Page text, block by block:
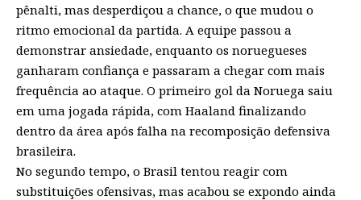
pênalti, mas desperdiçou a chance, o que mudou o
ritmo emocional da partida. A equipe passou a
demonstrar ansiedade, enquanto os noruegueses
ganharam confiança e passaram a chegar com mais
frequência ao ataque. O primeiro gol da Noruega saiu
em uma jogada rápida, com Haaland finalizando
dentro da área após falha na recomposição defensiva
brasileira.
No segundo tempo, o Brasil tentou reagir com
substituições ofensivas, mas acabou se expondo ainda